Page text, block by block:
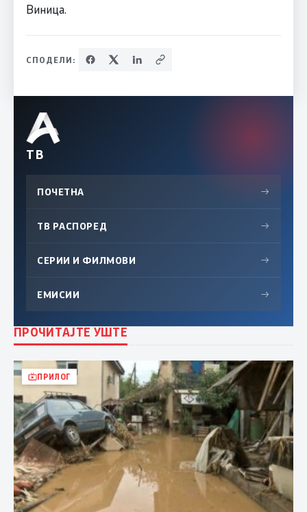
Виница.
СПОДЕЛИ:
ТВ
ПОЧЕТНА →
ТВ РАСПОРЕД →
СЕРИИ И ФИЛМОВИ →
ЕМИСИИ →
ПРОЧИТАЈТЕ УШТЕ
ПРИЛОГ